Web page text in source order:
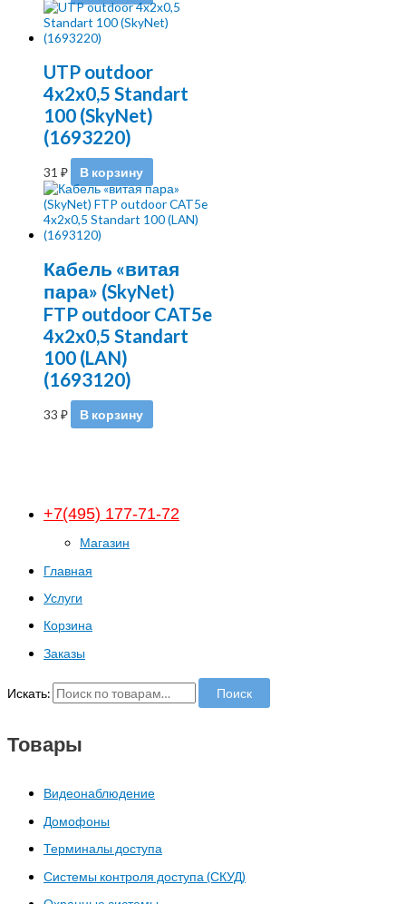
+7(495) 177-71-72
Магазин
Главная
Услуги
Корзина
Заказы
Искать: Поиск
Товары
Видеонаблюдение
Домофоны
Терминалы доступа
Системы контроля доступа (СКУД)
UTP outdoor
4x2x0,5 Standart
100 (SkyNet)
(1693220)
31 ₽ В корзину
Кабель «витая
пара» (SkyNet)
FTP outdoor CAT5e
4x2x0,5 Standart
100 (LAN)
(1693120)
33 ₽ В корзину